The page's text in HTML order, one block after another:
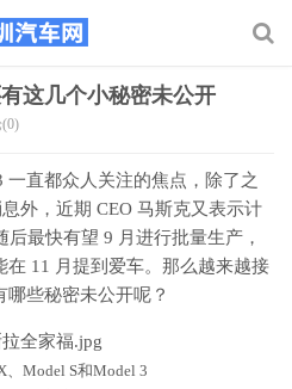
这几个小秘密未公开
直都众人关注的焦点，除了之
外，近期 CEO 马斯克又表示计
最快有望 9 月进行批量生产，
11 月提到爱车。那么越来越接
些秘密未公开呢？
、Model S和Model 3